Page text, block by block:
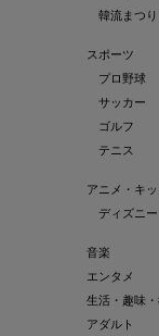
韓流まつり
スポーツ
プロ野球
サッカー
ゴルフ
テニス
アニメ・キ
ディズニー
音楽
エンタメ
生活・趣味
アダルト